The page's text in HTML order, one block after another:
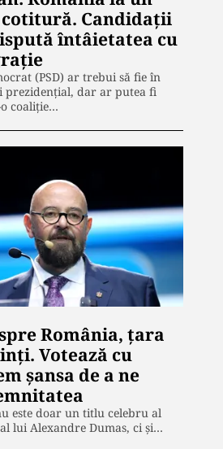
Candidații
întâietatea cu
(PSD) ar trebui să fie în
dar ar putea fi
coaliție…
România, țara
Votează cu
șansa de a ne
este doar un titlu celebru al
lui Alexandre Dumas, ci și…